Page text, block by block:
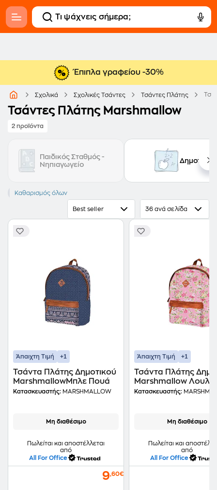
Έπιπλα γραφείου -30%
Σχολικά Σχολικές Τσάντες Τσάντες Πλάτης
Τσάντες Πλάτης Marshmallow
2 προϊόντα
Παιδικός Σταθμός -
Νηπιαγωγείο
Δημοτικό
MARSHMALLOW
Καθαρισμός όλων
Best seller 36 ανά σελίδα
Άπαιχτη Τιμή +1
Τσάντα Πλάτης Δημοτικού
MarshmallowΜπλε Πουά
Κατασκευαστής: MARSHMALLOW
Μη διαθέσιμο
Πωλείται και αποστέλλεται
από
All For Office
9,60€
Άπαιχτη Τιμή +1
Τσάντα Πλάτης
Marshmallow
Κατασκευαστής:
Μη διαθέσιμο
Πωλείται και
από
All For Office